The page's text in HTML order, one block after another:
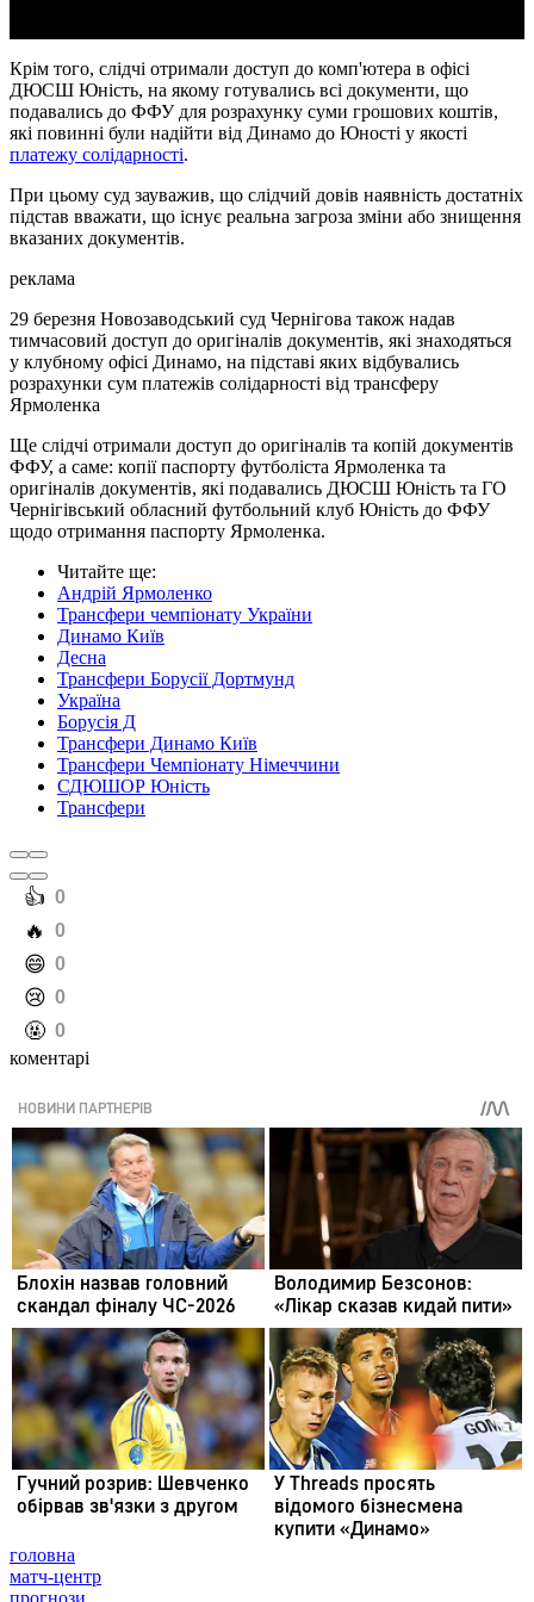
Крім того, слідчі отримали доступ до комп'ютера в офісі
ДЮСШ Юність, на якому готувались всі документи, що
подавались до ФФУ для розрахунку суми грошових коштів,
які повинні були надійти від Динамо до Юності у якості
платежу солідарності.
При цьому суд зауважив, що слідчий довів наявність достатніх
підстав вважати, що існує реальна загроза зміни або знищення
вказаних документів.
реклама
29 березня Новозаводський суд Чернігова також надав
тимчасовий доступ до оригіналів документів, які знаходяться
у клубному офісі Динамо, на підставі яких відбувались
розрахунки сум платежів солідарності від трансферу
Ярмоленка
Ще слідчі отримали доступ до оригіналів та копій документів
ФФУ, а саме: копії паспорту футболіста Ярмоленка та
оригіналів документів, які подавались ДЮСШ Юність та ГО
Чернігівський обласний футбольний клуб Юність до ФФУ
щодо отримання паспорту Ярмоленка.
Читайте ще:
Андрій Ярмоленко
Трансфери чемпіонату України
Динамо Київ
Десна
Трансфери Борусії Дортмунд
Україна
Борусія Д
Трансфери Динамо Київ
Трансфери Чемпіонату Німеччини
СДЮШОР Юність
Трансфери
️👍 0
️🔥 0
️😄 0
️😢 0
️🤬 0
коментарі
головна
матч-центр
прогнози